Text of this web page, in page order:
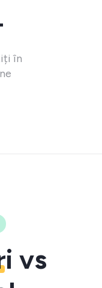
în
vs